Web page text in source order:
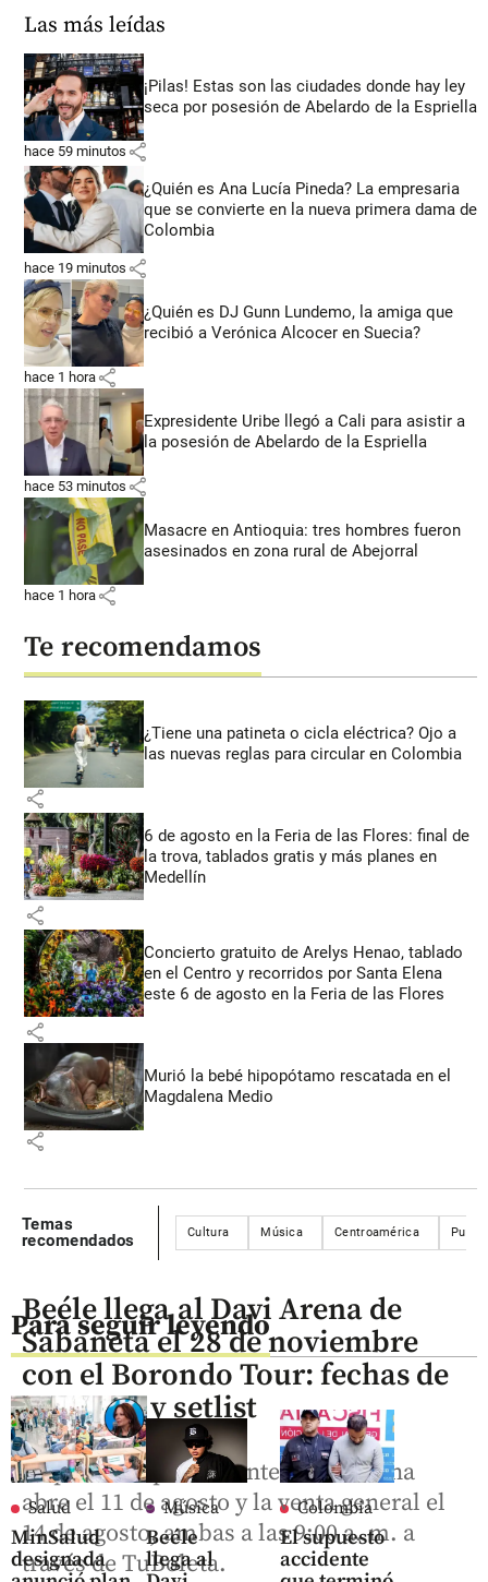
Las más leídas
¡Pilas! Estas son las ciudades donde hay ley
seca por posesión de Abelardo de la Espriella
hace 59 minutos share
¿Quién es Ana Lucía Pineda? La empresaria
que se convierte en la nueva primera dama de
Colombia
hace 19 minutos share
¿Quién es DJ Gunn Lundemo, la amiga que
recibió a Verónica Alcocer en Suecia?
hace 1 hora share
Expresidente Uribe llegó a Cali para asistir a
la posesión de Abelardo de la Espriella
hace 53 minutos share
Masacre en Antioquia: tres hombres fueron
asesinados en zona rural de Abejorral
hace 1 hora share
Te recomendamos
¿Tiene una patineta o cicla eléctrica? Ojo a
las nuevas reglas para circular en Colombia
share
6 de agosto en la Feria de las Flores: final de
la trova, tablados gratis y más planes en
Medellín
share
Concierto gratuito de Arelys Henao, tablado
en el Centro y recorridos por Santa Elena
este 6 de agosto en la Feria de las Flores
share
Murió la bebé hipopótamo rescatada en el
Magdalena Medio
share
Temas
recomendados
Cultura Música Centroamérica
Para seguir leyendo
Salud
MinSalud
designada
Música
Beéle
llega al
Colombia
El supuesto
accidente
Beéle llega al Davi Arena de
Sabaneta el 28 de noviembre
con el Borondo Tour: fechas de
preventa y setlist
La preventa para clientes Davi Arena
abre el 11 de agosto y la venta general el
14 de agosto, ambas a las 9:00 a. m. a
través de TuBoleta.